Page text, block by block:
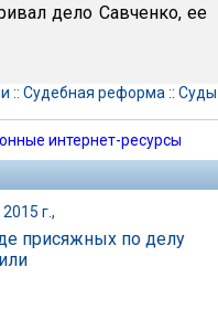
дело Савченко, ее
:: Судебная реформа :: Суды
интернет-ресурсы
г.,
присяжных по делу